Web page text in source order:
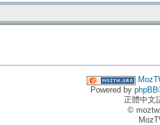
Powered by phpBB
正體中文
©